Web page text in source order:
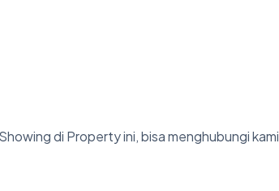
di Property ini, bisa menghubungi kami